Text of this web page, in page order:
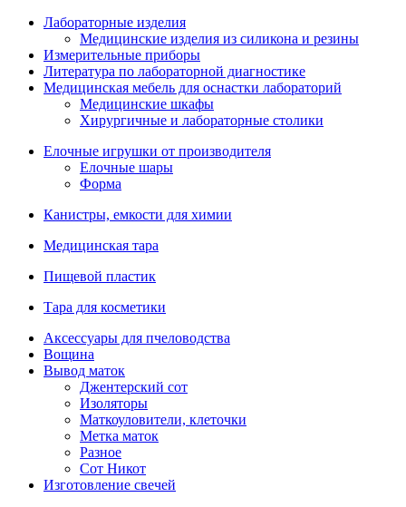
Лабораторные изделия
Медицинские изделия из силикона и резины
Измерительные приборы
Литература по лабораторной диагностике
Медицинская мебель для оснастки лабораторий
Медицинские шкафы
Хирургичные и лабораторные столики
Елочные игрушки от производителя
Елочные шары
Форма
Канистры, емкости для химии
Медицинская тара
Пищевой пластик
Тара для косметики
Аксессуары для пчеловодства
Вощина
Вывод маток
Джентерский сот
Изоляторы
Маткоуловители, клеточки
Метка маток
Разное
Сот Никот
Изготовление свечей